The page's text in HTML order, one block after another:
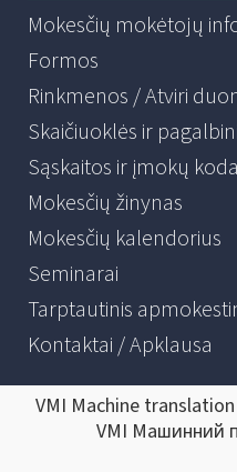
Mokesčių mokėtojų
Formos
Rinkmenos / Atviri
Skaičiuoklės ir
Sąskaitos ir įmokų
Mokesčių žinynas
Mokesčių kalendorius
Seminarai
Tarptautinis
Kontaktai / Apklausa
VMI Machine
VMI Машинний